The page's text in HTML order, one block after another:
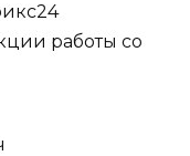
работы со